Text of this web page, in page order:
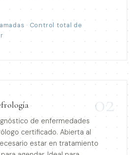
· Control total de
02
de enfermedades
certificado. Abierta al
estar en tratamiento